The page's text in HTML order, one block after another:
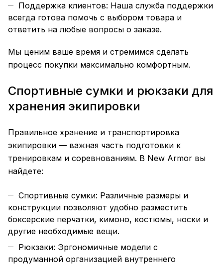
Поддержка клиентов: Наша служба поддержки
всегда готова помочь с выбором товара и
ответить на любые вопросы о заказе.
Мы ценим ваше время и стремимся сделать
процесс покупки максимально комфортным.
Спортивные сумки и рюкзаки для
хранения экипировки
Правильное хранение и транспортировка
экипировки — важная часть подготовки к
тренировкам и соревнованиям. В New Armor вы
найдете:
Спортивные сумки: Различные размеры и
конструкции позволяют удобно разместить
боксерские перчатки, кимоно, костюмы, носки и
другие необходимые вещи.
Рюкзаки: Эргономичные модели с
продуманной организацией внутреннего